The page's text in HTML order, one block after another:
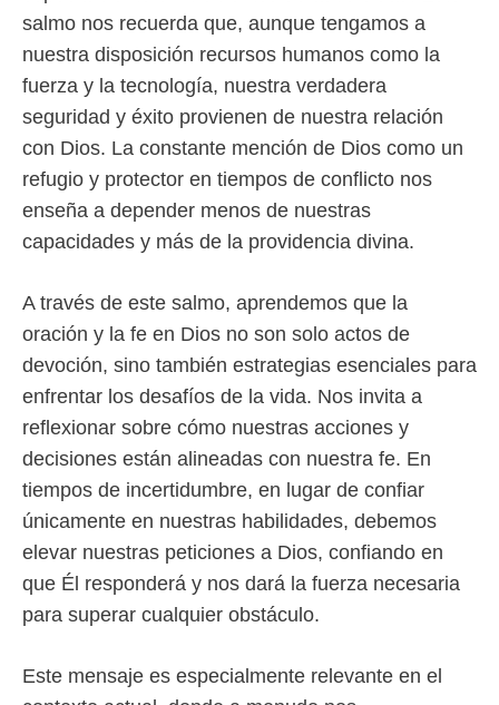
salmo nos recuerda que, aunque tengamos a
nuestra disposición recursos humanos como la
fuerza y la tecnología, nuestra verdadera
seguridad y éxito provienen de nuestra relación
con Dios. La constante mención de Dios como un
refugio y protector en tiempos de conflicto nos
enseña a depender menos de nuestras
capacidades y más de la providencia divina.
A través de este salmo, aprendemos que la
oración y la fe en Dios no son solo actos de
devoción, sino también estrategias esenciales para
enfrentar los desafíos de la vida. Nos invita a
reflexionar sobre cómo nuestras acciones y
decisiones están alineadas con nuestra fe. En
tiempos de incertidumbre, en lugar de confiar
únicamente en nuestras habilidades, debemos
elevar nuestras peticiones a Dios, confiando en
que Él responderá y nos dará la fuerza necesaria
para superar cualquier obstáculo.
Este mensaje es especialmente relevante en el